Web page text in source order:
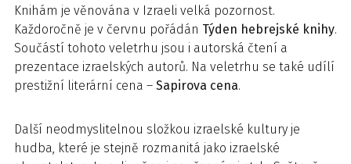
Knihám je věnována v Izraeli velká pozornost.
Každoročně je v červnu pořádán Týden hebrejské knihy.
Součástí tohoto veletrhu jsou i autorská čtení a
prezentace izraelských autorů. Na veletrhu se také udílí
prestižní literární cena – Sapirova cena.
Další neodmyslitelnou složkou izraelské kultury je
hudba, které je stejně rozmanitá jako izraelské